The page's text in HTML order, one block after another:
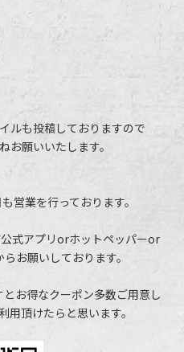
ルも投稿しておりますので
お願いいたします。
営業を行っております。
式アプリorホットペッパーor
お願いしております。
お得なクーポン多数ご用意し
用頂けたらと思います。